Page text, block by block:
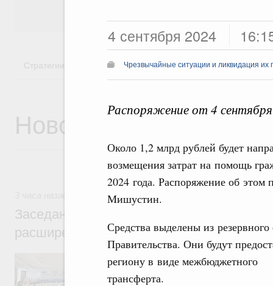
4 сентября 2024
Чрезвычайные ситуации и ликвидация их
Распоряжение от 4
Около 1,2 млрд рублей будет
возмещения затрат на помощь
2024 года. Распоряжение об этом
Мишустин.
Средства выделены из
Правительства. Они будут
региону в виде межбюджетного
трансферта.
Государство
Стратегии Государственные программы
Новости
Евразийский экономический союз.
Заседание Евразийского
расширенном составе
В повестке заседания актуальные
числе совершенствование кооперации в
регулирования и администрирования,